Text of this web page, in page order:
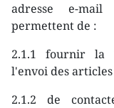
adresse e-
permettent de :
2.1.1 fournir la
l'envoi des articles
2.1.2 de